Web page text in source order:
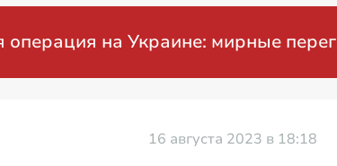
на Украине: мирные переговоры
16 августа 2023 в 18:18